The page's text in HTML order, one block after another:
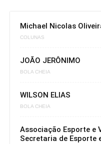
Michael Nicolas
COLUNAS
JOÃO JERÔNIMO
BOLA CHEIA
WILSON ELIAS
BOLA CHEIA
Associação Esporte e
Secretaria de Esporte